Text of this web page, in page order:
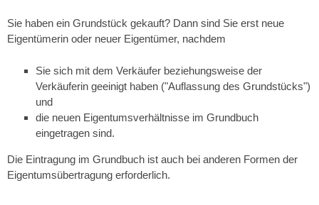
Sie haben ein Grundstück gekauft? Dann sind Sie erst neue
Eigentümerin oder neuer Eigentümer, nachdem
Sie sich mit dem Verkäufer beziehungsweise der
Verkäuferin geeinigt haben ("Auflassung des Grundstücks")
und
die neuen Eigentumsverhältnisse im Grundbuch
eingetragen sind.
Die Eintragung im Grundbuch ist auch bei anderen Formen der
Eigentumsübertragung erforderlich.